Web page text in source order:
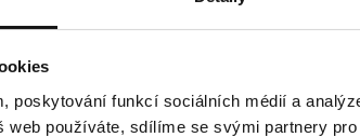
poskytování funkcí sociálních médií a
web používáte, sdílíme se svými partnery